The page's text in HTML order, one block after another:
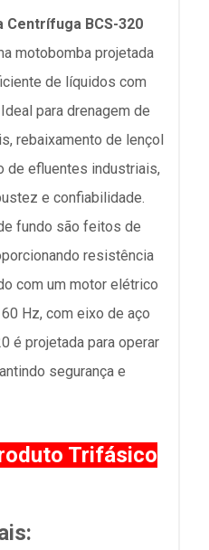
Centrífuga BCS-320
motobomba projetada
de líquidos com
para drenagem de
rebaixamento de lençol
de efluentes industriais,
e confiabilidade.
fundo são feitos de
resistência
com um motor elétrico
Hz, com eixo de aço
é projetada para operar
segurança e
Trifásico